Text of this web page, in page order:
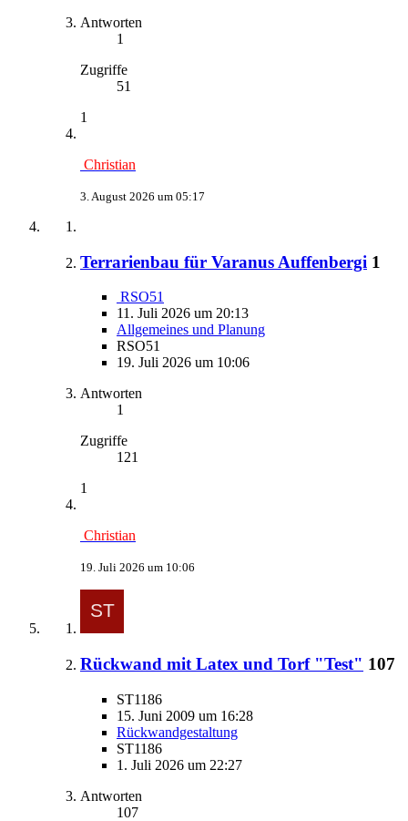
Antworten
1
Zugriffe
51
1
Christian
3. August 2026 um 05:17
Terrarienbau für Varanus Auffenbergi 1
RSO51
11. Juli 2026 um 20:13
Allgemeines und Planung
RSO51
19. Juli 2026 um 10:06
Antworten
1
Zugriffe
121
1
Christian
19. Juli 2026 um 10:06
Rückwand mit Latex und Torf "Test" 107
ST1186
15. Juni 2009 um 16:28
Rückwandgestaltung
ST1186
1. Juli 2026 um 22:27
Antworten
107